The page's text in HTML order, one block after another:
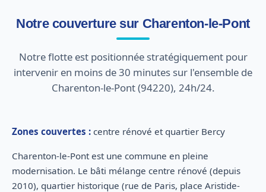
Notre couverture sur Charenton-le-Pont
Notre flotte est positionnée stratégiquement pour
intervenir en moins de 30 minutes sur l'ensemble de
Charenton-le-Pont (94220), 24h/24.
Zones couvertes : centre rénové et quartier Bercy
Charenton-le-Pont est une commune en pleine
modernisation. Le bâti mélange centre rénové (depuis
2010), quartier historique (rue de Paris, place Aristide-